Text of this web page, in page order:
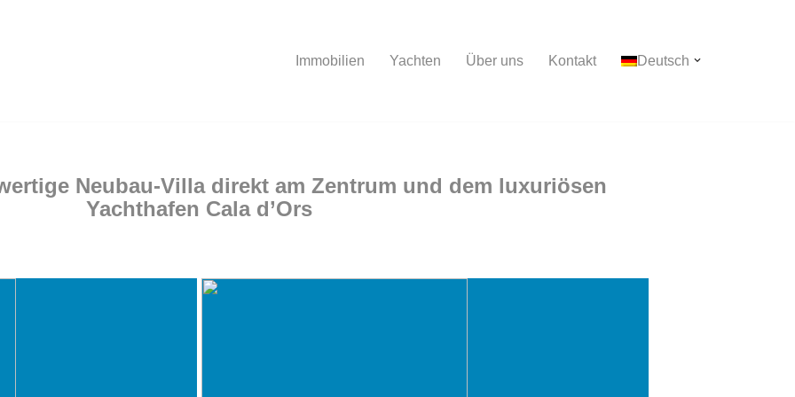
Immobilien Yachten Über uns Kontakt Deutsch
Neubau-Villa direkt am Zentrum und dem luxuriösen
Yachthafen Cala d’Ors